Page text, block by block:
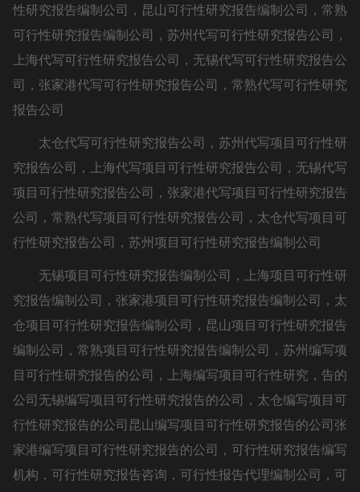
性研究报告编制公司，昆山可行性研究报告编制公司，常熟
可行性研究报告编制公司，苏州代写可行性研究报告公司，
上海代写可行性研究报告公司，无锡代写可行性研究报告公
司，张家港代写可行性研究报告公司，常熟代写可行性研究
报告公司
太仓代写可行性研究报告公司，苏州代写项目可行性研
究报告公司，上海代写项目可行性研究报告公司，无锡代写
项目可行性研究报告公司，张家港代写项目可行性研究报告
公司，常熟代写项目可行性研究报告公司，太仓代写项目可
行性研究报告公司，苏州项目可行性研究报告编制公司
无锡项目可行性研究报告编制公司，上海项目可行性研
究报告编制公司，张家港项目可行性研究报告编制公司，太
仓项目可行性研究报告编制公司，昆山项目可行性研究报告
编制公司，常熟项目可行性研究报告编制公司，苏州编写项
目可行性研究报告的公司，上海编写项目可行性研究，告的
公司无锡编写项目可行性研究报告的公司，太仓编写项目可
行性研究报告的公司昆山编写项目可行性研究报告的公司张
家港编写项目可行性研究报告的公司，可行性研究报告编写
机构，可行性研究报告咨询，可行性报告代理编制公司，可